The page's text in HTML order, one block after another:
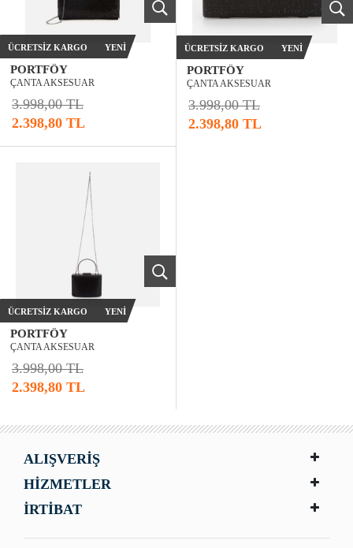
PORTFÖY
ÇANTA AKSESUAR
3.998,00 TL
2.398,80 TL
ÜCRETSIZ KARGO YENI
PORTFÖY
ÇANTA AKSESUAR
3.998,00 TL
2.398,80 TL
ÜCRETSIZ KARGO YENI
PORTFÖY
ÇANTA AKSESUAR
3.998,00 TL
2.398,80 TL
ÜCRETSIZ KARGO YENI
ALIŞVERİŞ
HİZMETLER
İRTİBAT